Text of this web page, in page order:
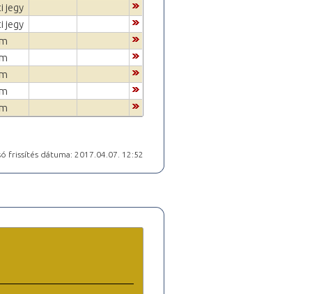
jegy
jegy
frissítés dátuma: 2017.04.07. 12:52